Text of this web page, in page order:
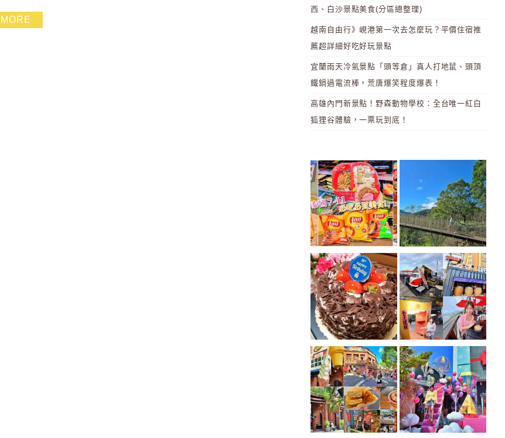
西、白沙景點美食(分區總整理)
越南自由行》峴港第一次去怎麼玩？平價住宿推
薦超詳細好吃好玩景點
宜蘭雨天冷氣景點「頭等倉」真人打地鼠、頭頂
鐵鍋過電流棒，荒唐爆笑程度爆表！
高雄內門新景點！野森動物學校：全台唯一紅白
狐狸谷體驗，一票玩到底！